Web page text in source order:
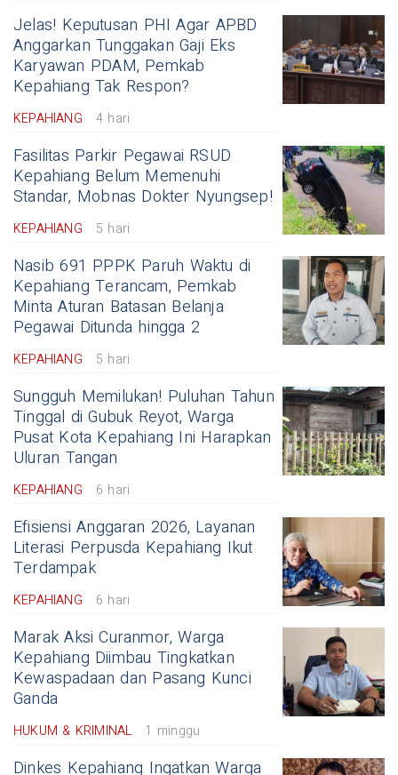
Jelas! Keputusan PHI Agar APBD
Anggarkan Tunggakan Gaji Eks
Karyawan PDAM, Pemkab
Kepahiang Tak Respon?
KEPAHIANG 4 hari
Fasilitas Parkir Pegawai RSUD
Kepahiang Belum Memenuhi
Standar, Mobnas Dokter Nyungsep!
KEPAHIANG 5 hari
Nasib 691 PPPK Paruh Waktu di
Kepahiang Terancam, Pemkab
Minta Aturan Batasan Belanja
Pegawai Ditunda hingga 2
KEPAHIANG 5 hari
Sungguh Memilukan! Puluhan Tahun
Tinggal di Gubuk Reyot, Warga
Pusat Kota Kepahiang Ini Harapkan
Uluran Tangan
KEPAHIANG 6 hari
Efisiensi Anggaran 2026, Layanan
Literasi Perpusda Kepahiang Ikut
Terdampak
KEPAHIANG 6 hari
Marak Aksi Curanmor, Warga
Kepahiang Diimbau Tingkatkan
Kewaspadaan dan Pasang Kunci
Ganda
HUKUM & KRIMINAL 1 minggu
Dinkes Kepahiang Ingatkan Warga